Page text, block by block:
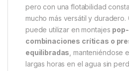
reconocidos deRichworth: el
Esterberry . Esta fusión ofrece
para las carpas, perfecto para
buscan marcar la diferencia en
presión de pesca o cuando los
más recelosos.